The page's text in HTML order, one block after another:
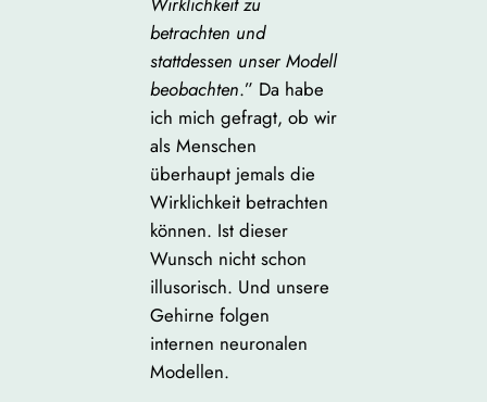
betrachten und
stattdessen unser Modell
beobachten.” Da habe
ich mich gefragt, ob wir
als Menschen
überhaupt jemals die
Wirklichkeit betrachten
können. Ist dieser
Wunsch nicht schon
illusorisch. Und unsere
Gehirne folgen
internen neuronalen
Modellen.